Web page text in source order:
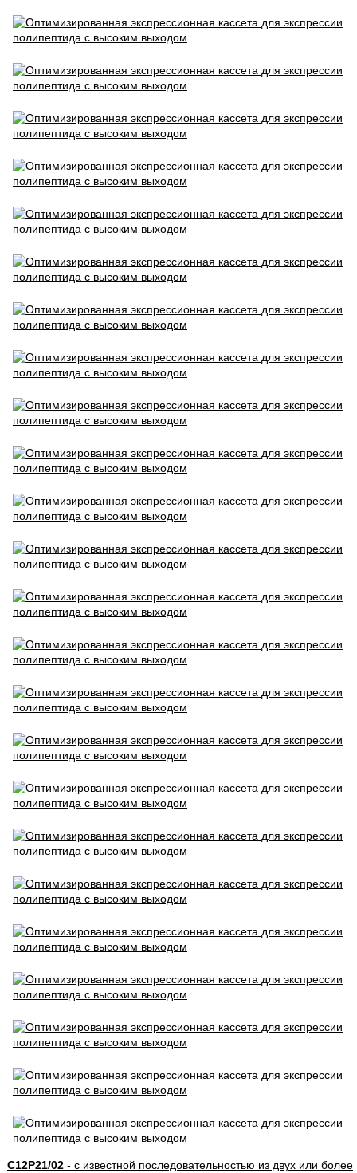
C12P21/02- с известной последовательностью из двух или более